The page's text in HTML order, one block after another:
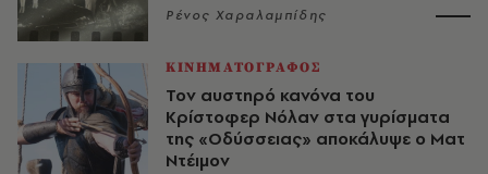
Ρένος Χαραλαμπίδης
ΚΙΝΗΜΑΤΟΓΡΑΦΟΣ
Τον αυστηρό κανόνα του
Κρίστοφερ Νόλαν στα γυρίσματα
της «Οδύσσειας» αποκάλυψε ο Ματ
Ντέιμον